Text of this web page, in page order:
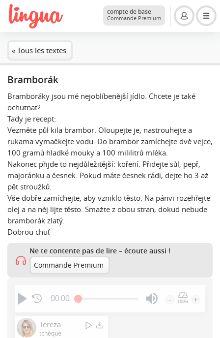
compte de base
Commande Premium
« Tous les textes
Bramborák
Bramboráky jsou mé nejoblíbenější jídlo. Chcete je také
ochutnat?
Tady je recept:
Vezměte půl kila brambor. Oloupejte je, nastrouhejte a
rukama vymačkejte vodu. Do brambor zamíchejte dvě vejce,
100 gramů hladké mouky a 100 mililitrů mléka.
Nakonec přijde to nejdůležitější: koření. Přidejte sůl, pepř,
majoránku a česnek. Pokud máte česnek rádi, dejte ho 3 až
pět stroužků.
Vše dobře zamíchejte, aby vzniklo těsto. Na pánvi rozehřejte
olej a na něj lijte těsto. Smažte z obou stran, dokud nebude
bramborák zlatý.
Dobrou chuť
Ne te contente pas de lire – écoute aussi !
Commande Premium
00:00 - 100% +
Tereza
tchèque